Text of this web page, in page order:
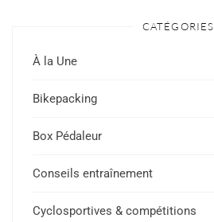
CATÉGORIES
À la Une
Bikepacking
Box Pédaleur
Conseils entraînement
Cyclosportives & compétitions